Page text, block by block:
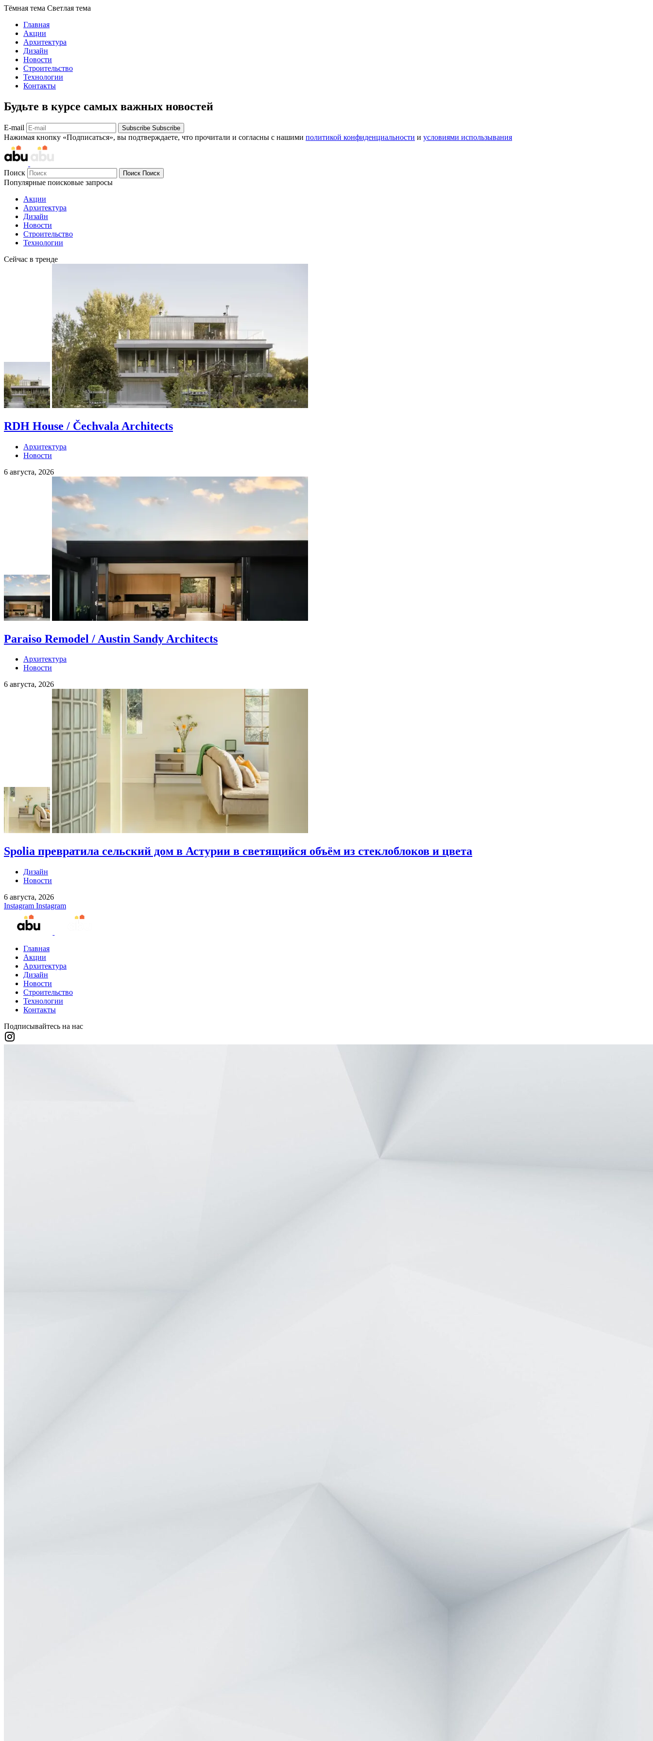
Тёмная тема Светлая тема
Главная
Акции
Архитектура
Дизайн
Новости
Строительство
Технологии
Контакты
Будьте в курсе самых важных новостей
E-mail Subscribe Subscribe
Нажимая кнопку «Подписаться», вы подтверждаете, что прочитали и согласны с нашими политикой конфиденциальности и условиями использывания
Поиск Поиск Поиск
Популярные поисковые запросы
Акции
Архитектура
Дизайн
Новости
Строительство
Технологии
Сейчас в тренде
RDH House / Čechvala Architects
Архитектура
Новости
6 августа, 2026
Paraiso Remodel / Austin Sandy Architects
Архитектура
Новости
6 августа, 2026
Spolia превратила сельский дом в Астурии в светящийся объём из стеклоблоков и цвета
Дизайн
Новости
6 августа, 2026
Instagram Instagram
Главная
Акции
Архитектура
Дизайн
Новости
Строительство
Технологии
Контакты
Подписывайтесь на нас